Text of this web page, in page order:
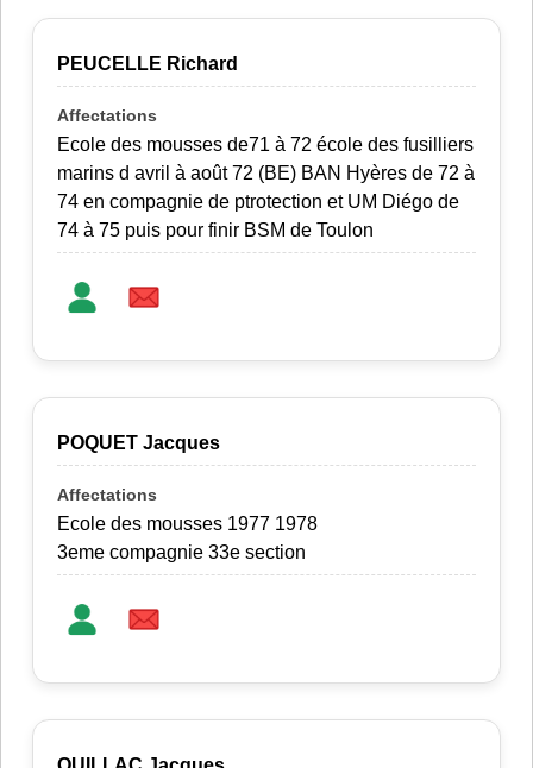
PEUCELLE Richard
Ecole des mousses de71 à 72 école des fusilliers
marins d avril à août 72 (BE) BAN Hyères de 72 à
74 en compagnie de ptrotection et UM Diégo de
74 à 75 puis pour finir BSM de Toulon
POQUET Jacques
Ecole des mousses 1977 1978
3eme compagnie 33e section